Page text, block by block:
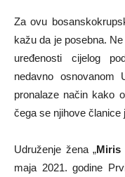
Za ovu
kažu da je posebna.
uređenosti cijelog
nedavno osnovanom
pronalaze način kako
čega se njihove članice
Udruženje žena „Miris
maja 2021. godine